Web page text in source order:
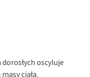
oscyluje
ciała.